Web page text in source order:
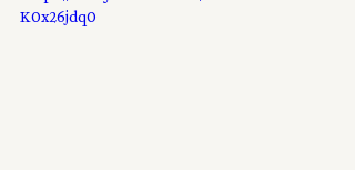
K0x26jdq0